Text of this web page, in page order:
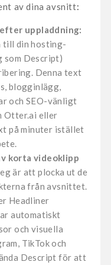
av dina avsnitt:
uppladdning:
till din hosting-
Descript)
Denna text
blogginlägg,
och SEO-vänligt
Otter.ai eller
på minuter istället
korta videoklipp
är att plocka ut de
från avsnittet.
Headliner
automatiskt
och visuella
TikTok och
Descript för att